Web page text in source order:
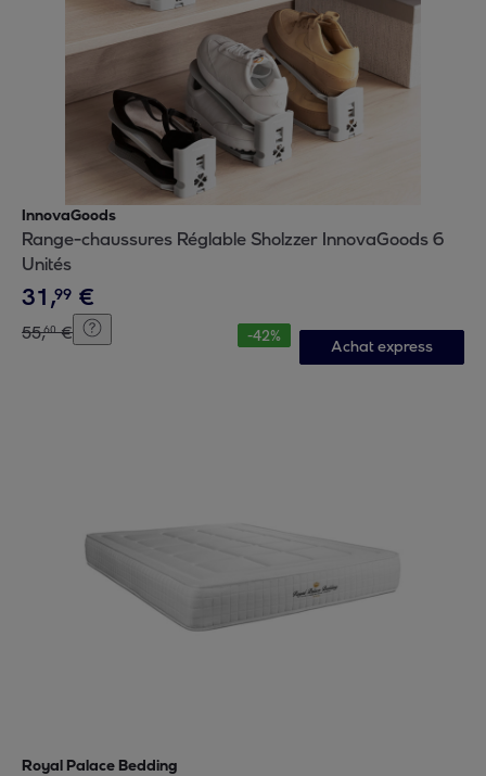
InnovaGoods
Range-chaussures Réglable Sholzzer InnovaGoods 6
Unités
31,99 €
55,60 € -42%
Achat express
Royal Palace Bedding